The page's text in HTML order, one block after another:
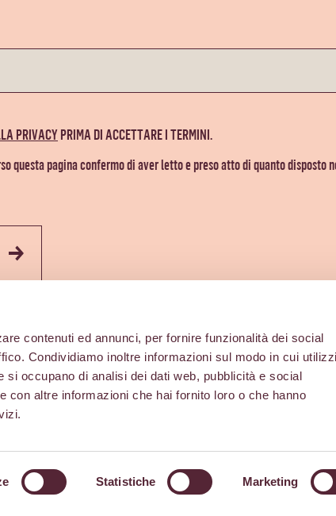
contenuti ed annunci, per fornire funzionalità dei social
Condividiamo inoltre informazioni sul modo in cui utilizzi
si occupano di analisi dei dati web, pubblicità e social
con altre informazioni che hai fornito loro o che hanno
Statistiche Marketing
PRIVACYPRIMA DI ACCETTARE I TERMINI.
questa pagina confermo di aver letto e preso atto di quanto disposto